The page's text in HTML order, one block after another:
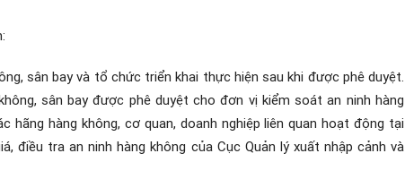
sân bay và tổ chức triển khai thực hiện sau khi được phê duyệt.
sân bay được phê duyệt cho đơn vị kiểm soát an ninh hàng
hàng không, cơ quan, doanh nghiệp liên quan hoạt động tại
điều tra an ninh hàng không của Cục Quản lý xuất nhập cảnh và